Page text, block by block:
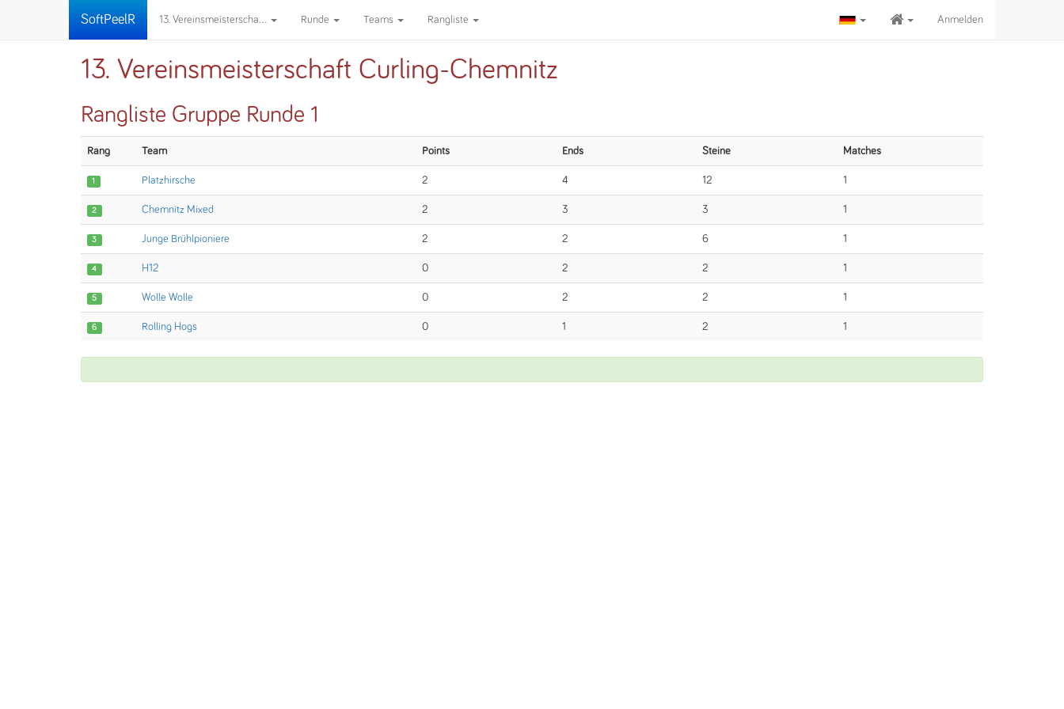
SoftPeelR 13. Vereinsmeisterscha... Runde Teams Rangliste Anmelden
13. Vereinsmeisterschaft Curling-Chemnitz
Rangliste Gruppe Runde 1
Rang Team Points Ends Steine Matches
1 Platzhirsche 2 4 12 1
2 Chemnitz Mixed 2 3 3 1
3 Junge Brühlpioniere 2 2 6 1
4 H12 0 2 2 1
5 Wolle Wolle 0 2 2 1
6 Rolling Hogs 0 1 2 1